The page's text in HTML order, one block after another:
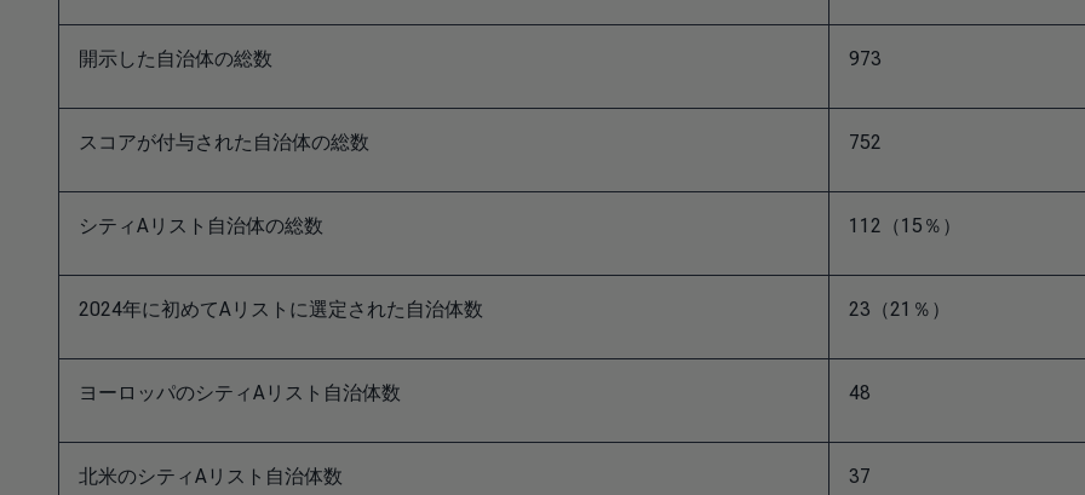
開示した自治体の総数 973
スコアが付与された自治体の総数 752
シティAリスト自治体の総数 112（15％）
2024年に初めてAリストに選定された自治体数 23（21％）
ヨーロッパのシティAリスト自治体数 48
北米のシティAリスト自治体数 37